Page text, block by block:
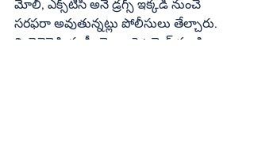
మోలీ, ఎక్స్‌టీసీ అనే డ్రగ్స్‌ ఇక్కడి నుంచే
సరఫరా అవుతున్నట్లు పోలీసులు తేల్చారు.
మిథైలెనెడియాక్సీ మెథాంఫెటమైన్‌ ముడి